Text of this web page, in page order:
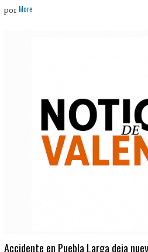
por More
Accidente en Puebla Larga deja